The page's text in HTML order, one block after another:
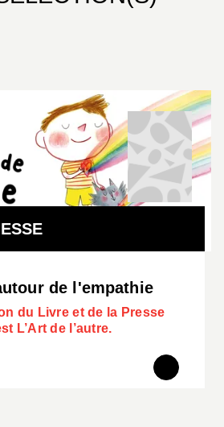
de l'empathie
du Livre et de la Presse
L’Art de l’autre.